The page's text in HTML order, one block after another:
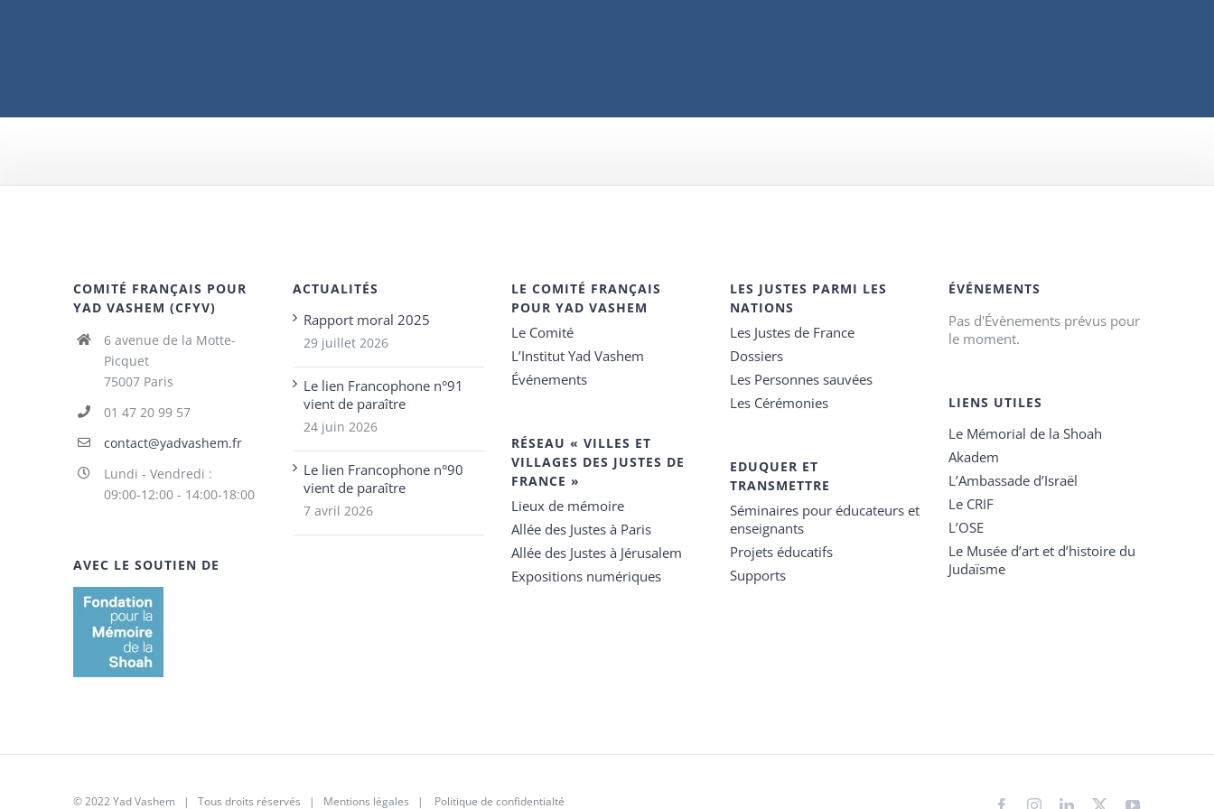
COMITÉ FRANÇAIS POUR
YAD VASHEM (CFYV)
6 avenue de la Motte-
Picquet
75007 Paris
01 47 20 99 57
contact@yadvashem.fr
Lundi - Vendredi :
09:00-12:00 - 14:00-18:00
AVEC LE SOUTIEN DE
ACTUALITÉS
Rapport moral 2025
29 juillet 2026
Le lien Francophone n°91
vient de paraître
24 juin 2026
Le lien Francophone n°90
vient de paraître
7 avril 2026
LE COMITÉ FRANÇAIS
POUR YAD VASHEM
Le Comité
L’Institut Yad Vashem
Événements
RÉSEAU « VILLES ET
VILLAGES DES JUSTES DE
FRANCE »
Lieux de mémoire
Allée des Justes à Paris
Allée des Justes à Jérusalem
Expositions numériques
LES JUSTES PARMI LES
NATIONS
Les Justes de France
Dossiers
Les Personnes sauvées
Les Cérémonies
EDUQUER ET
TRANSMETTRE
Séminaires pour éducateurs et
enseignants
Projets éducatifs
Supports
ÉVÉNEMENTS
Pas d'Évènements prévus pour
le moment.
LIENS UTILES
Le Mémorial de la Shoah
Akadem
L’Ambassade d’Israël
Le CRIF
L’OSE
Le Musée d’art et d’histoire du
Judaïsme
© 2022 Yad Vashem | Tous droits réservés | Mentions légales | Politique de confidentialté FacebookInstagramLinkedIn
X YouTube